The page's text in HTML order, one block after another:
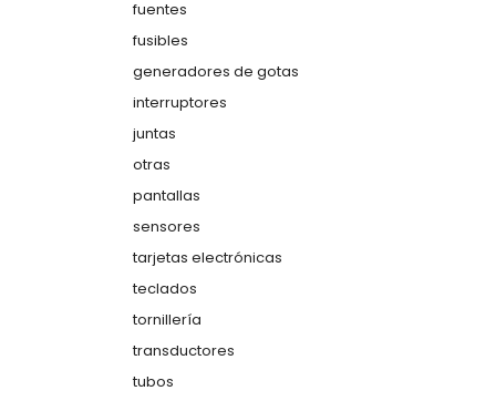
fuentes
fusibles
generadores de gotas
interruptores
juntas
otras
pantallas
sensores
tarjetas electrónicas
teclados
tornillería
transductores
tubos